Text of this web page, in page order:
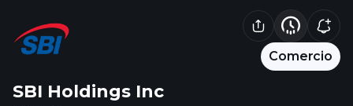
Comercio
SBI Holdings Inc